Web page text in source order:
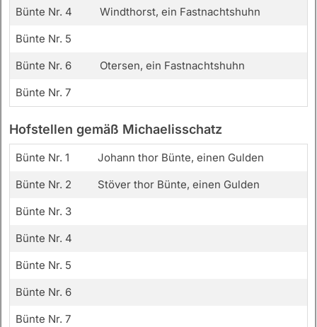
Bünte Nr. 4
Windthorst, ein Fastnachtshuhn
Bünte Nr. 5
Bünte Nr. 6
Otersen, ein Fastnachtshuhn
Bünte Nr. 7
Hofstellen gemäß Michaelisschatz
Bünte Nr. 1
Johann thor Bünte, einen Gulden
Bünte Nr. 2
Stöver thor Bünte, einen Gulden
Bünte Nr. 3
Bünte Nr. 4
Bünte Nr. 5
Bünte Nr. 6
Bünte Nr. 7